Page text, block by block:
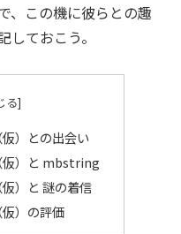
、この機に彼らとの趣
ておこう。
）との出会い
仮）と mbstring
）と 謎の着信
）の評価